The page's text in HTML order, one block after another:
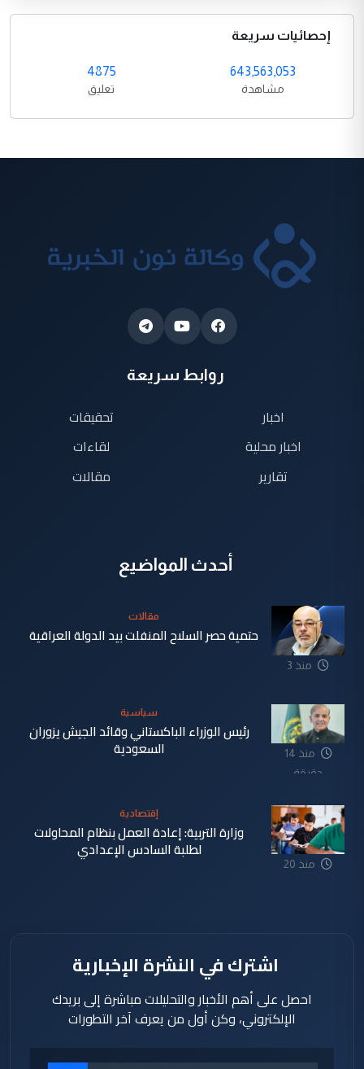
إحصائيات سريعة
643,563,053
مشاهدة
4875
تعليق
روابط سريعة
اخبار
اخبار محلية
تقارير
تحقيقات
لقاءات
مقالات
أحدث المواضيع
منذ 3
مقالات
حتمية حصر السلاح المنفلت بيد الدولة العراقية
منذ 14
دقيقة
سياسية
رئيس الوزراء الباكستاني وقائد الجيش يزوران
السعودية
منذ 20
إقتصادية
وزارة التربية: إعادة العمل بنظام المحاولات
لطلبة السادس الإعدادي
اشترك في النشرة الإخبارية
احصل على أهم الأخبار والتحليلات مباشرة إلى بريدك
الإلكتروني، وكن أول من يعرف آخر التطورات